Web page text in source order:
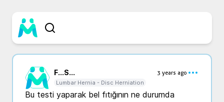
F...S...
3 years ago
Lumbar Hernia - Disc Herniation
Bu testi yaparak bel fıtığının ne durumda